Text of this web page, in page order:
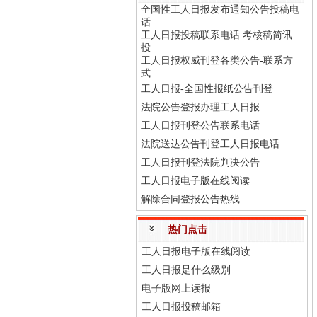
全国性工人日报发布通知公告投稿电
话
工人日报投稿联系电话 考核稿简讯
投
工人日报权威刊登各类公告-联系方
式
工人日报-全国性报纸公告刊登
法院公告登报办理工人日报
工人日报刊登公告联系电话
法院送达公告刊登工人日报电话
工人日报刊登法院判决公告
工人日报电子版在线阅读
解除合同登报公告热线
热门点击
工人日报电子版在线阅读
工人日报是什么级别
电子版网上读报
工人日报投稿邮箱